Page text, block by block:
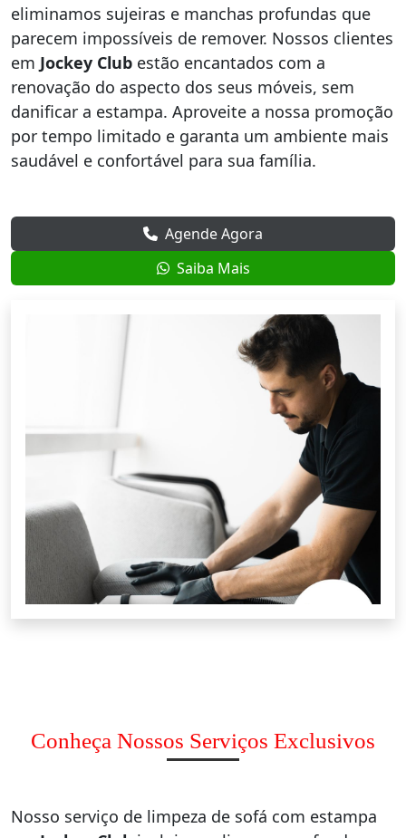
eliminamos sujeiras e manchas profundas que
parecem impossíveis de remover. Nossos clientes
em Jockey Club estão encantados com a
renovação do aspecto dos seus móveis, sem
danificar a estampa. Aproveite a nossa promoção
por tempo limitado e garanta um ambiente mais
saudável e confortável para sua família.
Agende Agora
Saiba Mais
Conheça Nossos Serviços Exclusivos
Nosso serviço de limpeza de sofá com estampa